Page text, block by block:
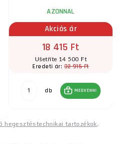
AZONNAL
Akciós ár
18 415 Ft
Ušetříte 14 500 Ft
Eredeti ár:32 915 Ft
db MEGVENNI
hegesztéstechnikai tartozékok,